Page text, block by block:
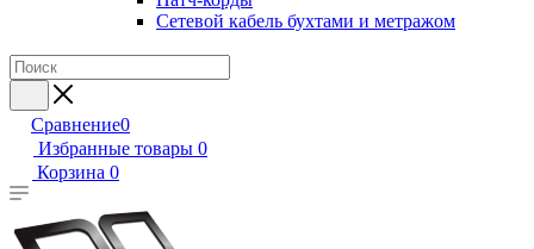
Сетевой кабель бухтами и метражом
Сравнение0
Избранные товары 0
Корзина 0